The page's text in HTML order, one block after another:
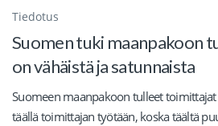
Tiedotus
Suomen tuki maanpakoon
on vähäistä ja satunnaista
Suomeen maanpakoon tulleet
täällä toimittajan työtään, koska täältä